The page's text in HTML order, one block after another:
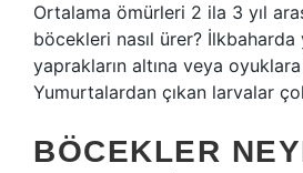
Ortalama ömürleri 2 ila 3 yıl
böcekleri nasıl ürer? İlkbaharda
yaprakların altına veya oyuklara
Yumurtalardan çıkan larvalar
BÖCEKLER